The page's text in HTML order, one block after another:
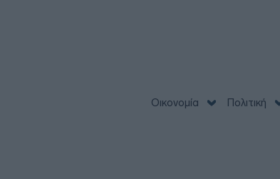
Οικονομία Πολιτική